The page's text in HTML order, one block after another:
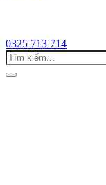
0325 713 714